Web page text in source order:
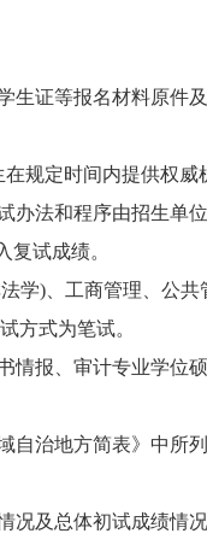
证等报名材料原件
定时间内提供权威
法和程序由招生单
试成绩。
)、工商管理、公共
方式为笔试。
报、审计专业学位
治地方简表》中所
及总体初试成绩情